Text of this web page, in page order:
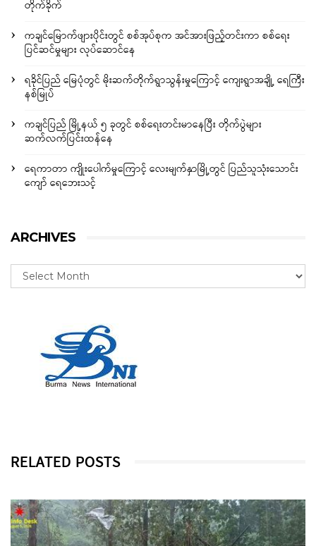
တိုက်ခိုက်
ကချင်မြောက်ဖျားပိုင်းတွင် စစ်အုပ်စုက အင်အားဖြည့်တင်းကာ စစ်ရေး
ပြင်ဆင်မှုများ လုပ်ဆောင်နေ
ရခိုင်ပြည် မြေပုံတွင် မိုးဆက်တိုက်ရွာသွန်းမှုကြောင့် ကျေးရွာအချို့ ရေကြီး
နစ်မြုပ်
ကချင်ပြည် မြို့နယ် ၅ ခုတွင် စစ်ရေးတင်းမာနေပြီး တိုက်ပွဲများ
ဆက်လက်ပြင်းထန်နေ
ရေကာတာ ကျိုးပေါက်မှုကြောင့် လေးမျက်နှာမြို့တွင် ပြည်သူသုံးသောင်း
ကျော် ရေဘေးသင့်
ARCHIVES
RELATED POSTS